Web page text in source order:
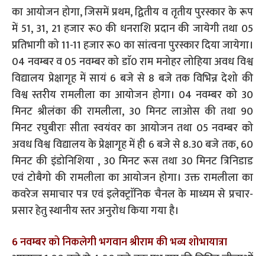
का आयोजन होगा, जिसमें प्रथम, द्वितीय व तृतीय पुरस्कार के रूप
में 51, 31, 21 हजार रू0 की धनराशि प्रदान की जायेगी तथा 05
प्रतिभागी को 11-11 हजार रू0 का सांत्वना पुरस्कार दिया जायेगा।
04 नवम्बर व 05 नवम्बर को डाॅ0 राम मनोहर लोहिया अवध विश्व
विद्यालय प्रेक्षागृह में सायं 6 बजे से 8 बजे तक विभिन्न देशो की
विश्व स्तरीय रामलीला का आयोजन होगा। 04 नवम्बर को 30
मिनट श्रीलंका की रामलीला, 30 मिनट लाओस की तथा 90
मिनट रघुबीराः सीता स्वयंवर का आयोजन तथा 05 नवम्बर को
अवध विश्व विद्यालय के प्रेक्षागृह में ही 6 बजे से 8.30 बजे तक, 60
मिनट की इंडोनिशिया , 30 मिनट रूस तथा 30 मिनट त्रिनिडाड
एवं टोबैगो की रामलीला का आयोजन होगा। उक्त रामलीला का
कवरेज समाचार पत्र एवं इलेक्ट्राॅनिक चैनल के माध्यम से प्रचार-
प्रसार हेतु स्थानीय स्तर अनुरोध किया गया है।
6 नवम्बर को निकलेगी भगवान श्रीराम की भव्य शोभायात्रा